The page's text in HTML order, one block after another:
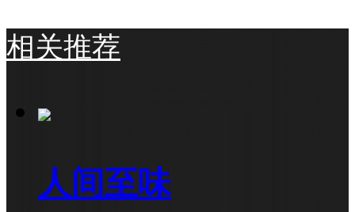
相关推荐
人间至味